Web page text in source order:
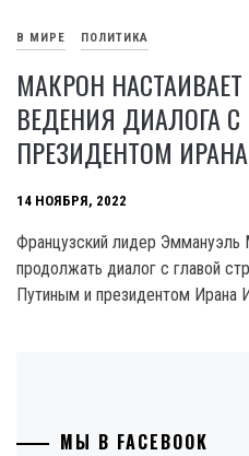
В МИРЕ ПОЛИТИКА
МАКРОН
ВЕДЕНИЯ ДИАЛОГА
ПРЕЗИДЕНТОМ ИРАНА
14 НОЯБРЯ, 2022
Французский лидер Эммануэль
продолжать диалог с главой
Путиным и президентом Ирана
МЫ В FACEBOOK